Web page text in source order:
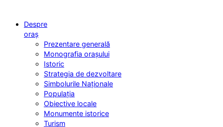
Despre
oraș
Prezentare generală
Monografia orașului
Istoric
Strategia de dezvoltare
Simbolurile Naționale
Populația
Obiective locale
Monumente istorice
Turism